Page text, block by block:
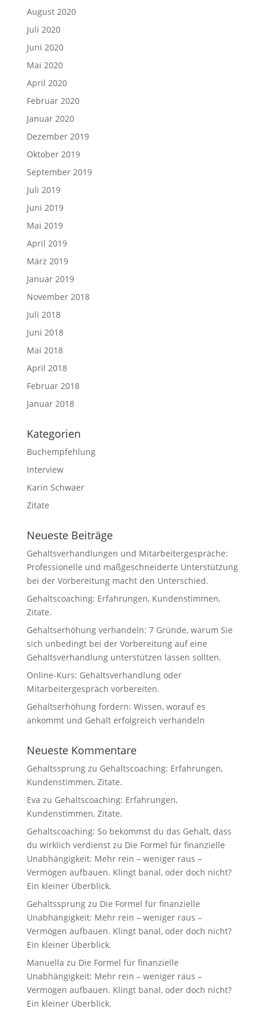
August 2020
Juli 2020
Juni 2020
Mai 2020
April 2020
Februar 2020
Januar 2020
Dezember 2019
Oktober 2019
September 2019
Juli 2019
Juni 2019
Mai 2019
April 2019
März 2019
Januar 2019
November 2018
Juli 2018
Juni 2018
Mai 2018
April 2018
Februar 2018
Januar 2018
Kategorien
Buchempfehlung
Interview
Karin Schwaer
Zitate
Neueste Beiträge
Gehaltsverhandlungen und Mitarbeitergespräche:
Professionelle und maßgeschneiderte Unterstützung
bei der Vorbereitung macht den Unterschied.
Gehaltscoaching: Erfahrungen, Kundenstimmen,
Zitate.
Gehaltserhöhung verhandeln: 7 Gründe, warum Sie
sich unbedingt bei der Vorbereitung auf eine
Gehaltsverhandlung unterstützen lassen sollten.
Online-Kurs: Gehaltsverhandlung oder
Mitarbeitergespräch vorbereiten.
Gehaltserhöhung fordern: Wissen, worauf es
ankommt und Gehalt erfolgreich verhandeln
Neueste Kommentare
Gehaltssprungzu Gehaltscoaching: Erfahrungen,
Kundenstimmen, Zitate.
Eva zu Gehaltscoaching: Erfahrungen,
Kundenstimmen, Zitate.
Gehaltscoaching: So bekommst du das Gehalt, dass
du wirklich verdienstzu Die Formel für finanzielle
Unabhängigkeit: Mehr rein – weniger raus –
Vermögen aufbauen. Klingt banal, oder doch nicht?
Ein kleiner Überblick.
Gehaltssprungzu Die Formel für finanzielle
Unabhängigkeit: Mehr rein – weniger raus –
Vermögen aufbauen. Klingt banal, oder doch nicht?
Ein kleiner Überblick.
Manuella zu Die Formel für finanzielle
Unabhängigkeit: Mehr rein – weniger raus –
Vermögen aufbauen. Klingt banal, oder doch nicht?
Ein kleiner Überblick.